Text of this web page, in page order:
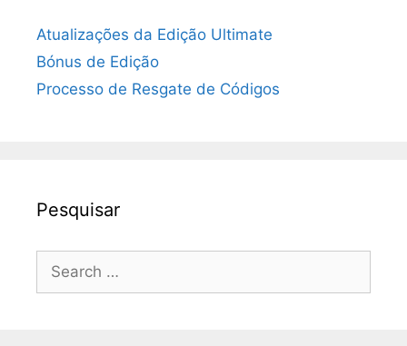
Atualizações da Edição Ultimate
Bónus de Edição
Processo de Resgate de Códigos
Pesquisar
for: